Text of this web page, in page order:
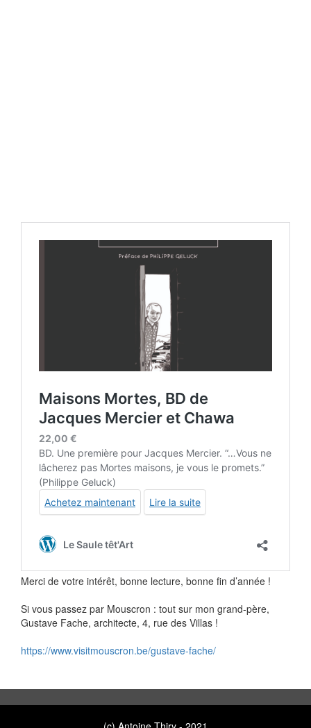
Merci de votre intérêt, bonne lecture, bonne fin d’année !
Si vous passez par Mouscron : tout sur mon grand-père,
Gustave Fache, architecte, 4, rue des Villas !
https://www.visitmouscron.be/gustave-fache/